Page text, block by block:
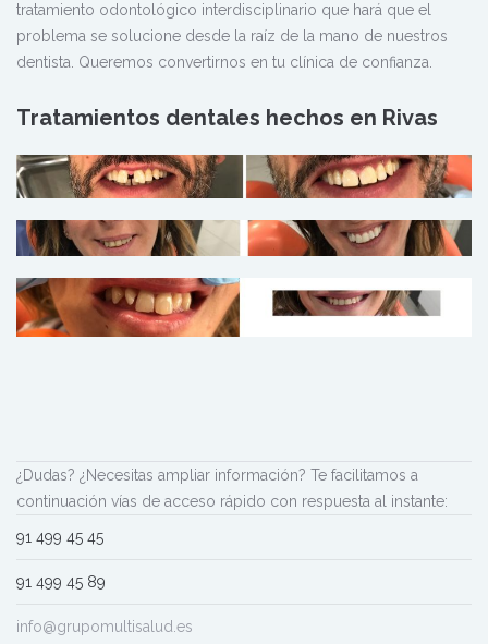
tratamiento odontológico interdisciplinario que hará que el
problema se solucione desde la raíz de la mano de nuestros
dentista. Queremos convertirnos en tu clínica de confianza.
Tratamientos dentales hechos en Rivas
¿Dudas? ¿Necesitas ampliar información? Te facilitamos a
continuación vías de acceso rápido con respuesta al instante:
91 499 45 45
91 499 45 89
info@grupomultisalud.es